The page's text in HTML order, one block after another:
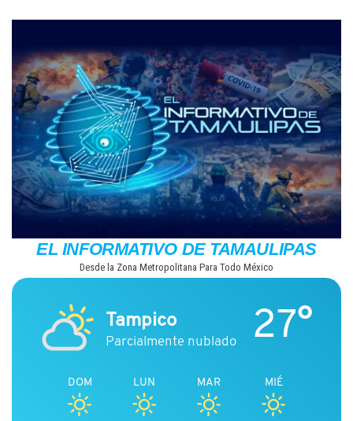
contenido
EL INFORMATIVO DE TAMAULIPAS
Desde la Zona Metropolitana Para Todo México
Tampico
Parcialmente nublado 27°
DOM LUN MAR MIÉ